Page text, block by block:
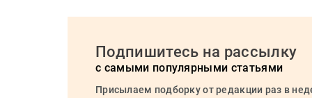
Подпишитесь на рассылку
с самыми популярными статьями
Присылаем подборку от редакции раз в